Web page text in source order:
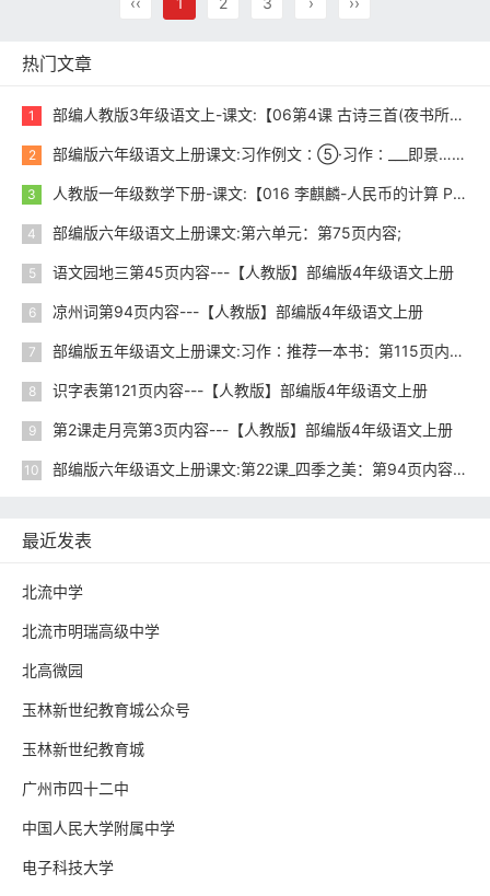
热门文章
1 部编人教版3年级语文上-课文:【06第4课 古诗三首(夜书所见)】视频网课内容
2 部编版六年级语文上册课文:习作例文∶⑤·习作∶___即景……………img102.jpg;尾巴空格语文园地：第103页内容;第104页内容;
3 人教版一年级数学下册-课文:【016 李麒麟-人民币的计算 P57-58】视频网课内容
4 部编版六年级语文上册课文:第六单元：第75页内容;
5 语文园地三第45页内容---【人教版】部编版4年级语文上册
6 凉州词第94页内容---【人教版】部编版4年级语文上册
7 部编版五年级语文上册课文:习作∶推荐一本书：第115页内容;
8 识字表第121页内容---【人教版】部编版4年级语文上册
9 第2课走月亮第3页内容---【人教版】部编版4年级语文上册
10 部编版六年级语文上册课文:第22课_四季之美：第94页内容;第95页内容;
最近发表
北流中学
北流市明瑞高级中学
北高微园
玉林新世纪教育城公众号
玉林新世纪教育城
广州市四十二中
中国人民大学附属中学
电子科技大学